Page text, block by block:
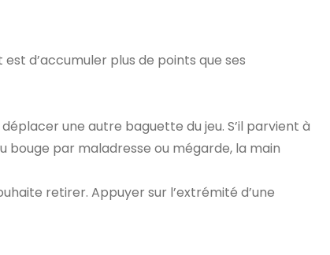
d’accumuler plus de points que ses
une autre baguette du jeu. S’il parvient à
par maladresse ou mégarde, la main
retirer. Appuyer sur l’extrémité d’une